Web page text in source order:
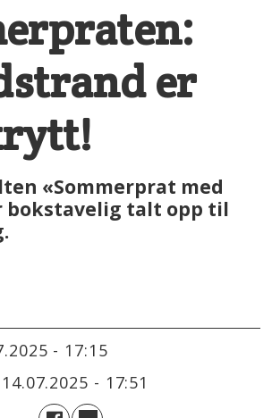
er
«Sommerprat med
bokstavelig talt opp til
- 17:15
14.07.2025 - 17:51